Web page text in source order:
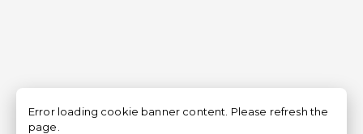
Error loading cookie banner content. Please refresh the
page.